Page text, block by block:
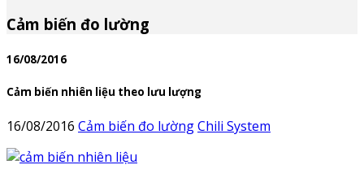
Cảm biến đo lường
16/08/2016
Cảm biến nhiên liệu theo lưu lượng
16/08/2016 Cảm biến đo lườngChili System